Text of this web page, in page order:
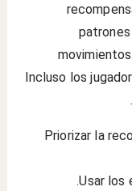
Incluso los
Priorizar la
Usar los